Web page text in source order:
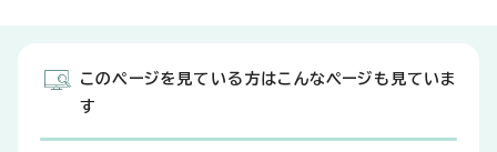
このページを見ている方はこんなページも見ていま
す